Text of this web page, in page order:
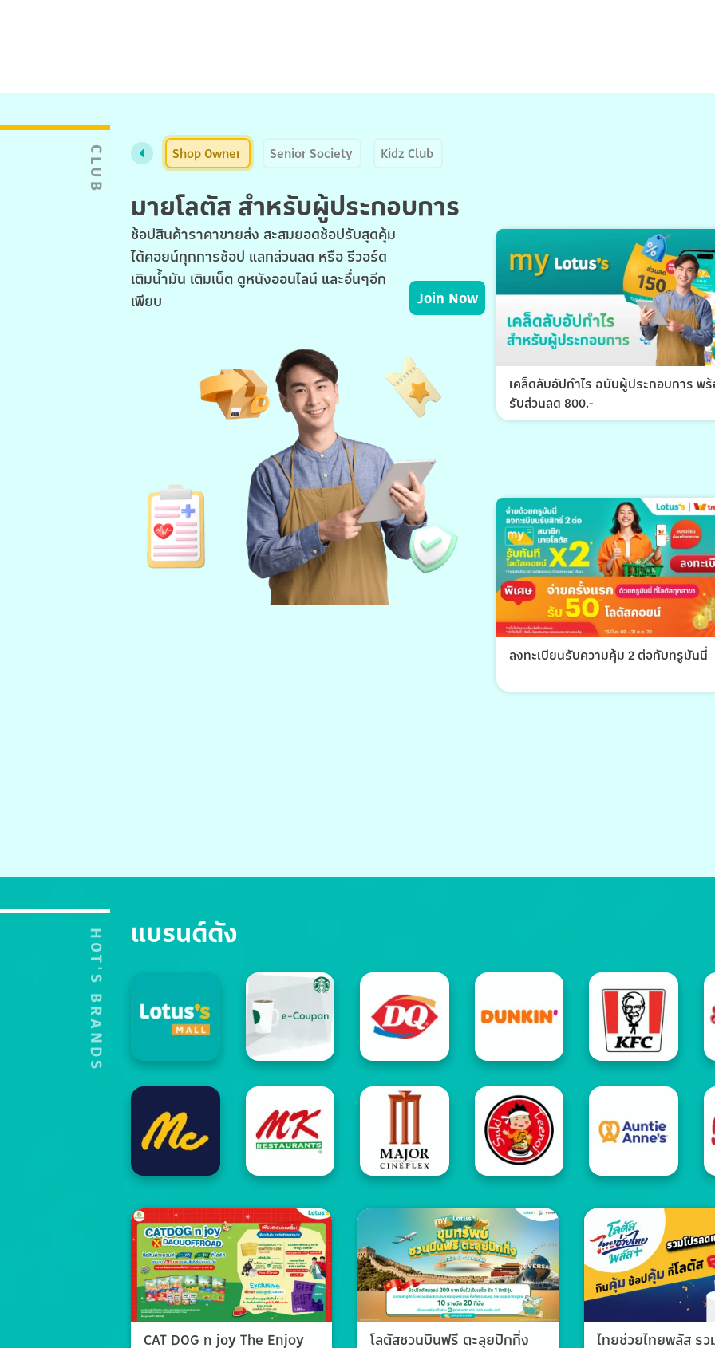
CLUB Shop Owner Senior Society Kidz Club
มายโลตัส สำหรับผู้ประกอบการ
ช้อปสินค้าราคาขายส่ง สะสมยอดช้อปรับสุดคุ้ม
ได้คอยน์ทุกการช้อป แลกส่วนลด หรือ รีวอร์ด
เติมน้ำมัน เติมเน็ต ดูหนังออนไลน์ และอื่นๆอีก
เพียบ
Join Now
เคล็ดลับอัปกำไร ฉบับผู้ประกอบการ พ
รับส่วนลด 800.-
ลงทะเบียนรับความคุ้ม 2 ต่อกับทรูมันนี่
HOT'S BRANDS แบรนด์ดัง
CAT DOG n joy The Enjoy
โลตัสชวนบินฟรี ตะลุยปักกิ่ง
ไทยช่วยไทยพลัส รว